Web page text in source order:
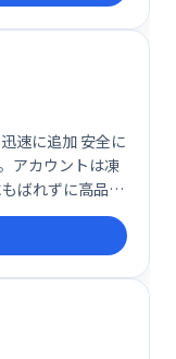
速に追加 安全に
アカウントは凍
ばれずに高品質
本人のスタッフ